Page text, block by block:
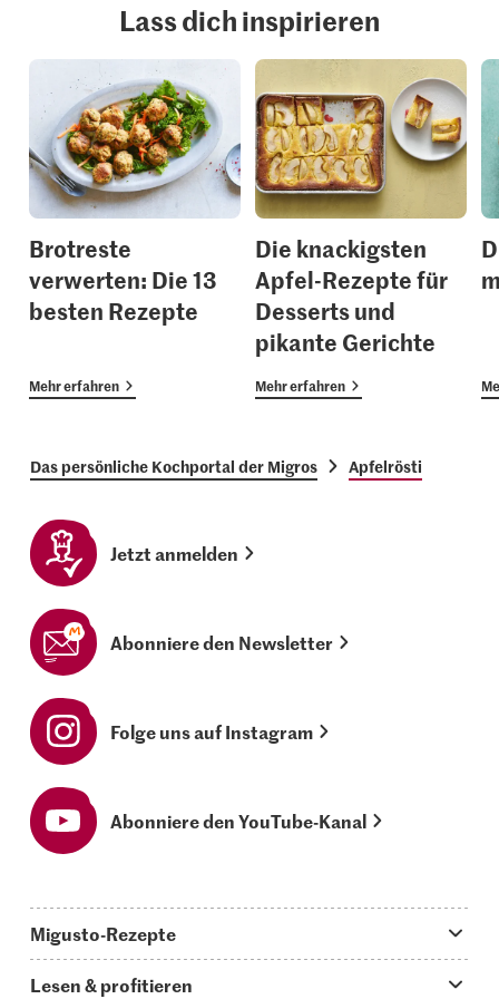
Lass dich inspirieren
Brotreste
verwerten: Die 13
besten Rezepte
Mehr erfahren
Die knackigsten
Apfel-Rezepte für
Desserts und
pikante Gerichte
Mehr erfahren
Das persönliche Kochportal der Migros Apfelrösti
Jetzt anmelden
Abonniere den Newsletter
Folge uns auf Instagram
Abonniere den YouTube-Kanal
Migusto-Rezepte
Lesen & profitieren